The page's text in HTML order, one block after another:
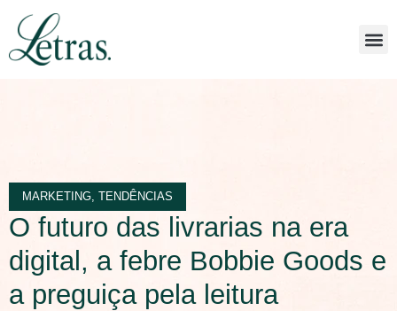
MARKETING TENDÊNCIAS
O futuro das livrarias na era
digital, a febre Bobbie Goods e
a preguiça pela leitura